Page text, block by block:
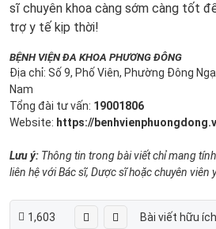
sĩ chuyên khoa càng sớm càng tốt
trợ y tế kịp thời!
BỆNH VIỆN ĐA KHOA PHƯƠNG ĐÔNG
Địa chỉ: Số 9, Phố Viên, Phường Đông
Nam
Tổng đài tư vấn: 19001806
Website: https://
Lưu ý: Thông tin trong bài viết chỉ mang
liên hệ với Bác sĩ, Dược sĩ hoặc chuyên viên
1,603 Bài viết hữu